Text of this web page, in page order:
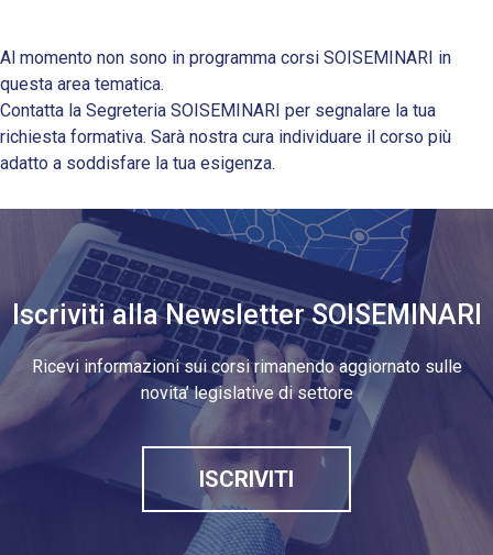
Al momento non sono in programma corsi SOISEMINARI in
questa area tematica.
Contatta la Segreteria SOISEMINARI per segnalare la tua
richiesta formativa. Sarà nostra cura individuare il corso più
adatto a soddisfare la tua esigenza.
Iscriviti alla Newsletter SOISEMINARI
Ricevi informazioni sui corsi rimanendo aggiornato sulle
novita’ legislative di settore
ISCRIVITI